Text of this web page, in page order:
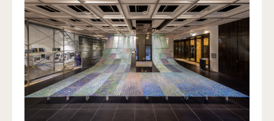
族也是，我想用藝術找回阿美族的文化，對內是傳承
我們的傳統，對外也可以跟更多南島民族交流。」